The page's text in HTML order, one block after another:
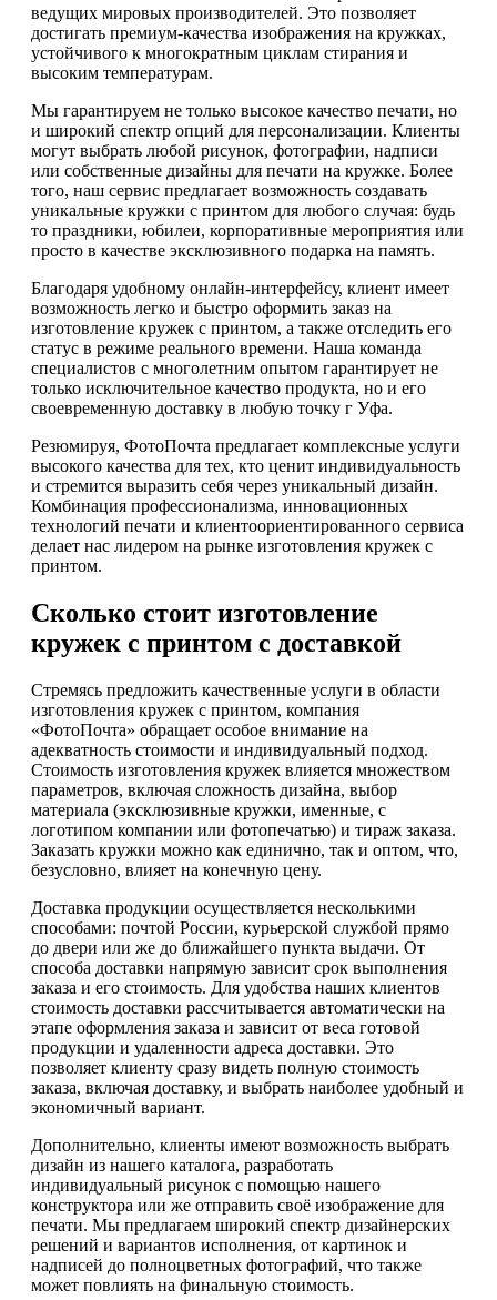
ведущих мировых производителей. Это позволяет
достигать премиум-качества изображения на кружках,
устойчивого к многократным циклам стирания и
высоким температурам.
Мы гарантируем не только высокое качество печати, но
и широкий спектр опций для персонализации. Клиенты
могут выбрать любой рисунок, фотографии, надписи
или собственные дизайны для печати на кружке. Более
того, наш сервис предлагает возможность создавать
уникальные кружки с принтом для любого случая: будь
то праздники, юбилеи, корпоративные мероприятия или
просто в качестве эксклюзивного подарка на память.
Благодаря удобному онлайн-интерфейсу, клиент имеет
возможность легко и быстро оформить заказ на
изготовление кружек с принтом, а также отследить его
статус в режиме реального времени. Наша команда
специалистов с многолетним опытом гарантирует не
только исключительное качество продукта, но и его
своевременную доставку в любую точку г Уфа.
Резюмируя, ФотоПочта предлагает комплексные услуги
высокого качества для тех, кто ценит индивидуальность
и стремится выразить себя через уникальный дизайн.
Комбинация профессионализма, инновационных
технологий печати и клиентоориентированного сервиса
делает нас лидером на рынке изготовления кружек с
принтом.
Сколько стоит изготовление
кружек с принтом с доставкой
Стремясь предложить качественные услуги в области
изготовления кружек с принтом, компания
«ФотоПочта» обращает особое внимание на
адекватность стоимости и индивидуальный подход.
Стоимость изготовления кружек влияется множеством
параметров, включая сложность дизайна, выбор
материала (эксклюзивные кружки, именные, с
логотипом компании или фотопечатью) и тираж заказа.
Заказать кружки можно как единично, так и оптом, что,
безусловно, влияет на конечную цену.
Доставка продукции осуществляется несколькими
способами: почтой России, курьерской службой прямо
до двери или же до ближайшего пункта выдачи. От
способа доставки напрямую зависит срок выполнения
заказа и его стоимость. Для удобства наших клиентов
стоимость доставки рассчитывается автоматически на
этапе оформления заказа и зависит от веса готовой
продукции и удаленности адреса доставки. Это
позволяет клиенту сразу видеть полную стоимость
заказа, включая доставку, и выбрать наиболее удобный и
экономичный вариант.
Дополнительно, клиенты имеют возможность выбрать
дизайн из нашего каталога, разработать
индивидуальный рисунок с помощью нашего
конструктора или же отправить своё изображение для
печати. Мы предлагаем широкий спектр дизайнерских
решений и вариантов исполнения, от картинок и
надписей до полноцветных фотографий, что также
может повлиять на финальную стоимость.